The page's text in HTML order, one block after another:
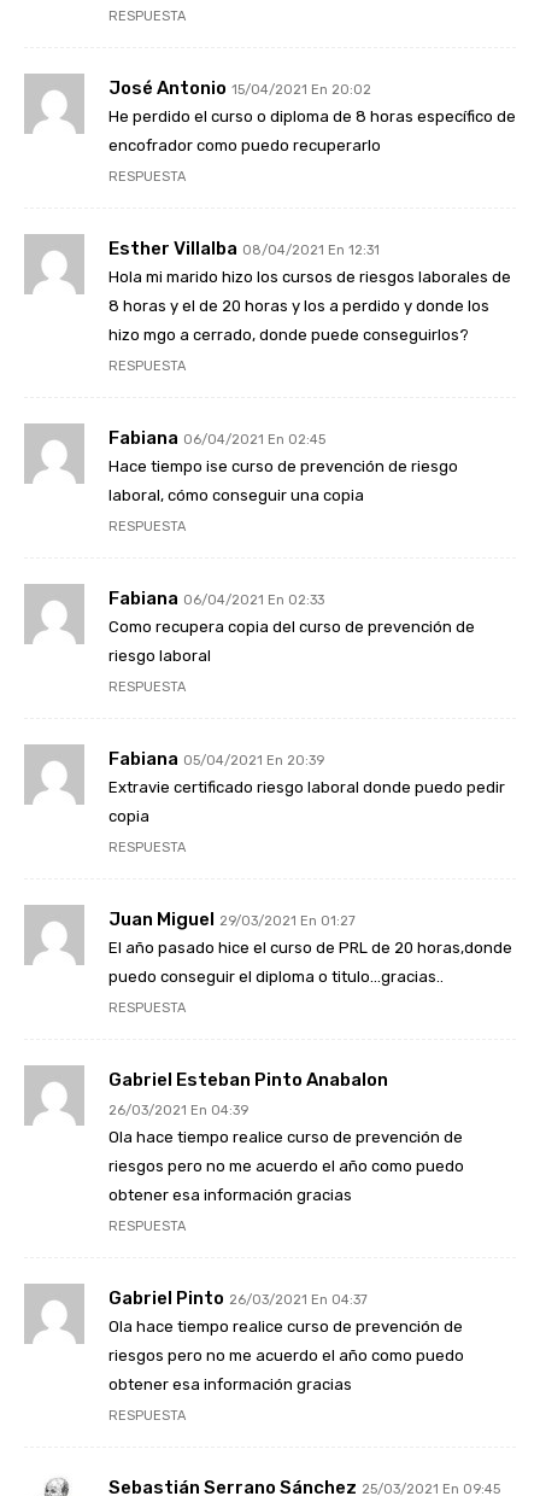
RESPUESTA
José Antonio 15/04/2021 En 20:02
He perdido el curso o diploma de 8 horas específico de
encofrador como puedo recuperarlo
RESPUESTA
Esther Villalba 08/04/2021 En 12:31
Hola mi marido hizo los cursos de riesgos laborales de
8 horas y el de 20 horas y los a perdido y donde los
hizo mgo a cerrado, donde puede conseguirlos?
RESPUESTA
Fabiana 06/04/2021 En 02:45
Hace tiempo ise curso de prevención de riesgo
laboral, cómo conseguir una copia
RESPUESTA
Fabiana 06/04/2021 En 02:33
Como recupera copia del curso de prevención de
riesgo laboral
RESPUESTA
Fabiana 05/04/2021 En 20:39
Extravie certificado riesgo laboral donde puedo pedir
copia
RESPUESTA
Juan Miguel 29/03/2021 En 01:27
El año pasado hice el curso de PRL de 20 horas,donde
puedo conseguir el diploma o titulo…gracias..
RESPUESTA
Gabriel Esteban Pinto Anabalon
26/03/2021 En 04:39
Ola hace tiempo realice curso de prevención de
riesgos pero no me acuerdo el año como puedo
obtener esa información gracias
RESPUESTA
Gabriel Pinto 26/03/2021 En 04:37
Ola hace tiempo realice curso de prevención de
riesgos pero no me acuerdo el año como puedo
obtener esa información gracias
RESPUESTA
Sebastián Serrano Sánchez 25/03/2021 En 09:45